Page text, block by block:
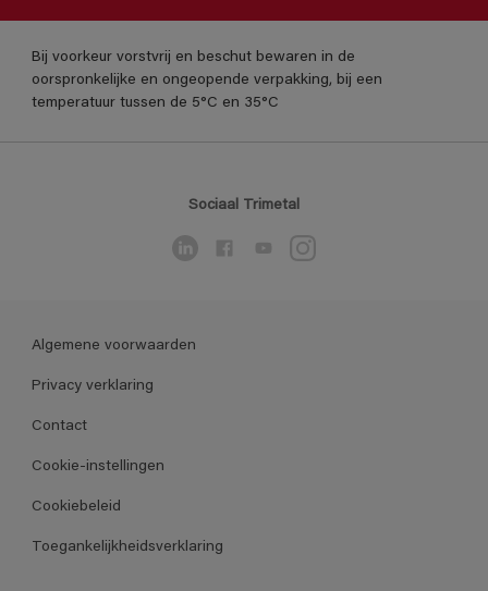
Bij voorkeur vorstvrij en beschut bewaren in de
oorspronkelijke en ongeopende verpakking, bij een
temperatuur tussen de 5°C en 35°C
Sociaal Trimetal
Algemene voorwaarden
Privacy verklaring
Contact
Cookie-instellingen
Cookiebeleid
Toegankelijkheidsverklaring